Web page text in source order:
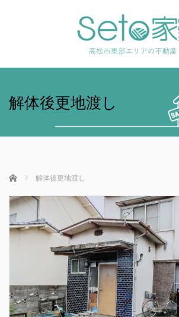
解体後更地渡し
ホーム 解体後更地渡し